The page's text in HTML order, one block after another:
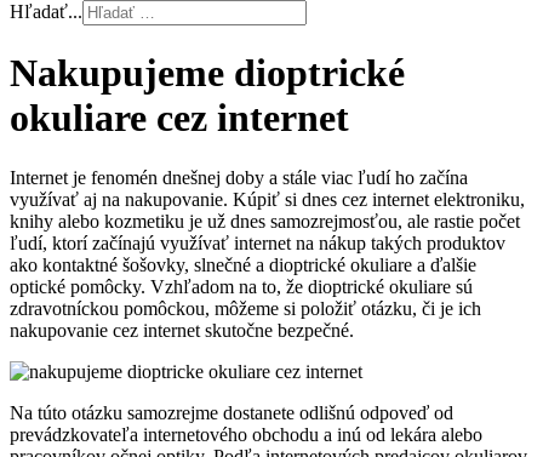
Hľadať...
Nakupujeme dioptrické
okuliare cez internet
Internet je fenomén dnešnej doby a stále viac ľudí ho začína
využívať aj na nakupovanie. Kúpiť si dnes cez internet elektroniku,
knihy alebo kozmetiku je už dnes samozrejmosťou, ale rastie počet
ľudí, ktorí začínajú využívať internet na nákup takých produktov
ako kontaktné šošovky, slnečné a dioptrické okuliare a ďalšie
optické pomôcky. Vzhľadom na to, že dioptrické okuliare sú
zdravotníckou pomôckou, môžeme si položiť otázku, či je ich
nakupovanie cez internet skutočne bezpečné.
Na túto otázku samozrejme dostanete odlišnú odpoveď od
prevádzkovateľa internetového obchodu a inú od lekára alebo